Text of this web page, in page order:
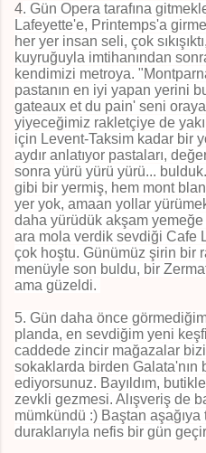
4. Gün Opera tarafına
Lafeyette'e, Printemps'a
her yer insan seli, çok
kuyruğuyla imtihanından
kendimizi metroya.
pastanın en iyi yapan yerini
gateaux et du pain' seni
yiyeceğimiz rakletçiye de
için Levent-Taksim kadar bir
aydır anlatıyor pastaları,
sonra yürü yürü yürü...
gibi bir yermiş, hem mont
yer yok, amaan yollar
daha yürüdük akşam
ara mola verdik sevdiği Cafe
çok hoştu. Günümüz şirin bir
menüyle son buldu, bir
ama güzeldi.
5. Gün daha önce
planda, en sevdiğim yeni
caddede zincir mağazalar
sokaklarda birden Galata'nın
ediyorsunuz. Bayıldım,
zevkli gezmesi. Alışveriş de
mümkündü :) Baştan
duraklarıyla nefis bir gün